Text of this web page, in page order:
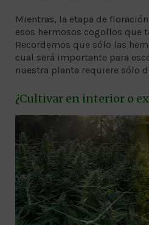
Mientras, la etapa de
esos hermosos cogollos que
Recordemos que sólo las
cual será importante para
nuestra planta requiere sólo
¿Cultivar en interior o